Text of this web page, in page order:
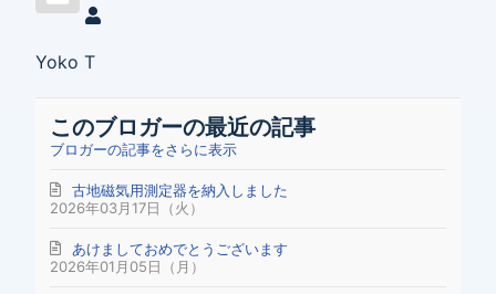
Yoko T
Yoko T
このブロガーの最近の記事
ブロガーの記事をさらに表示
2026年03月17日（火）
古地磁気用測定器を納入しました
2026年01月05日（月）
あけましておめでとうございます